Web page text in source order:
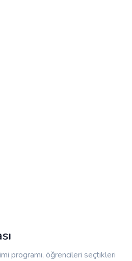
programı, öğrencileri seçtikleri